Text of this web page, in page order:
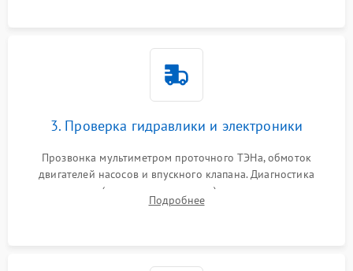
3. Проверка гидравлики и электроники
Прозвонка мультиметром проточного ТЭНа, обмоток
двигателей насосов и впускного клапана. Диагностика
прессостата (датчика уровня воды), датчика мутности,
концевика дверцы и электронного модуля управления.
Подробнее